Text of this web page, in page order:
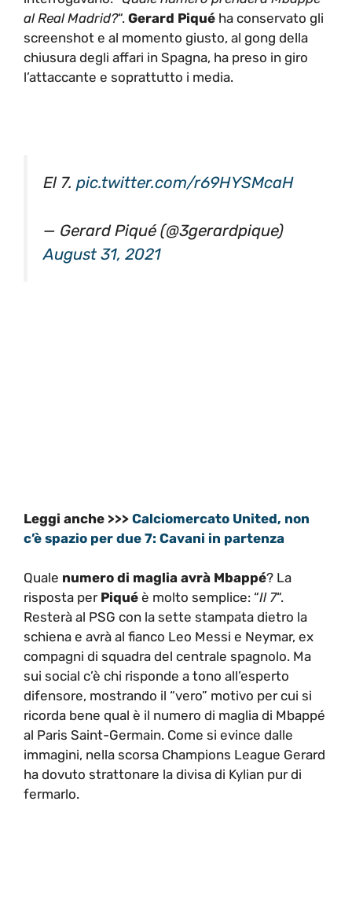
al Real Madrid?“. Gerard Piqué ha conservato gli
screenshot e al momento giusto, al gong della
chiusura degli affari in Spagna, ha preso in giro
l’attaccante e soprattutto i media.
El 7. pic.twitter.com/r69HYSMcaH
— Gerard Piqué (@3gerardpique)
August 31, 2021
Leggi anche >>>
Calciomercato United, non
c’è spazio per due 7: Cavani in partenza
Quale numero di maglia avrà Mbappé? La
risposta per Piqué è molto semplice: “Il 7“.
Resterà al PSG con la sette stampata dietro la
schiena e avrà al fianco Leo Messi e Neymar, ex
compagni di squadra del centrale spagnolo. Ma
sui social c’è chi risponde a tono all’esperto
difensore, mostrando il “vero” motivo per cui si
ricorda bene qual è il numero di maglia di Mbappé
al Paris Saint-Germain. Come si evince dalle
immagini, nella scorsa Champions League Gerard
ha dovuto strattonare la divisa di Kylian pur di
fermarlo.